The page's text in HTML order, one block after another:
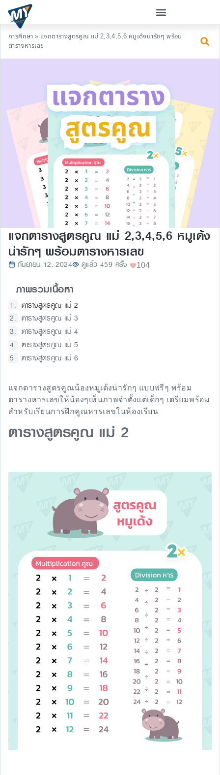
การศึกษา » แจกตารางสูตรคูณ แม่ 2,3,4,5,6 หมูเด้งน่ารักๆ พร้อม
ตารางหารเลข
แจกตารางสูตรคูณ แม่ 2,3,4,5,6 หมูเด้ง
น่ารักๆ พร้อมตารางหารเลข
กันยายน 12, 2024 ดูแล้ว 459 ครั้ง 104
ภาพรวมเนื้อหา
ตารางสูตรคูณ แม่ 2
ตารางสูตรคูณ แม่ 3
ตารางสูตรคูณ แม่ 4
ตารางสูตรคูณ แม่ 5
ตารางสูตรคูณ แม่ 6
แจกตารางสูตรคูณน้องหมูเด้งน่ารักๆ แบบฟรีๆ พร้อม
ตารางหารเลขให้น้องๆเห็นภาพจำตั้งแต่เด็กๆ เตรียมพร้อม
สำหรับเรียนการฝึกคูณหารเลขในห้องเรียน
ตารางสูตรคูณ แม่ 2